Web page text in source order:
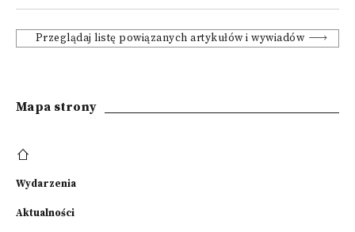
Przeglądaj listę powiązanych artykułów i wywiadów
Mapa strony
Wydarzenia
Aktualności